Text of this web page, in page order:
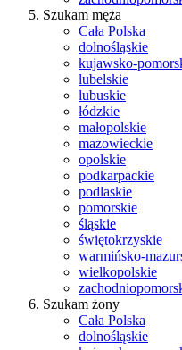
Szukam męża
Cała Polska
dolnośląskie
kujawsko-
lubelskie
lubuskie
łódzkie
małopolskie
mazowieckie
opolskie
podkarpackie
podlaskie
pomorskie
śląskie
świętokrzyskie
warmińsko-
wielkopolskie
Szukam żony
Cała Polska
dolnośląskie